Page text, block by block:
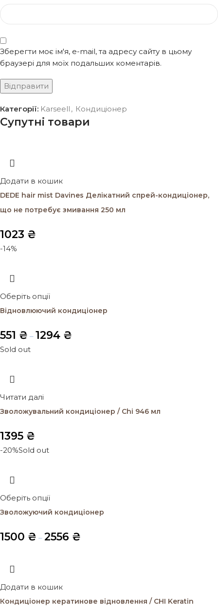
Зберегти моє ім'я, e-mail, та адресу сайту в цьому
браузері для моїх подальших коментарів.
Категорії: Karseell , Кондиціонер
Супутні товари
Додати в кошик
DEDE hair mist Davines Делікатний спрей-кондиціонер,
що не потребує змивання 250 мл
1023 ₴
-14%
Оберіть опції
Відновлюючий кондиціонер
551 ₴ – 1294 ₴
Sold out
Читати далі
Зволожувальний кондиціонер / Chi 946 мл
1395 ₴
-20%Sold out
Оберіть опції
Зволожуючий кондиціонер
1500 ₴ – 2556 ₴
Додати в кошик
Кондиціонер кератинове відновлення / CHI Keratin